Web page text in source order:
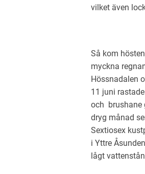
vilket även
Så kom
myckna
Hössnadalen
11 juni
och brushane
dryg månad
Sextiosex
i Yttre
lågt